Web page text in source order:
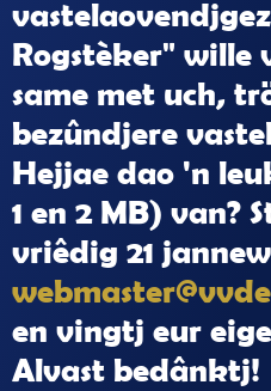
Rogstèker" wille
same met uch,
bezûndjere
Hejjae dao 'n
1 en 2 MB) van?
vriêdig 21
en vingtj eur
Alvast bedânktj!